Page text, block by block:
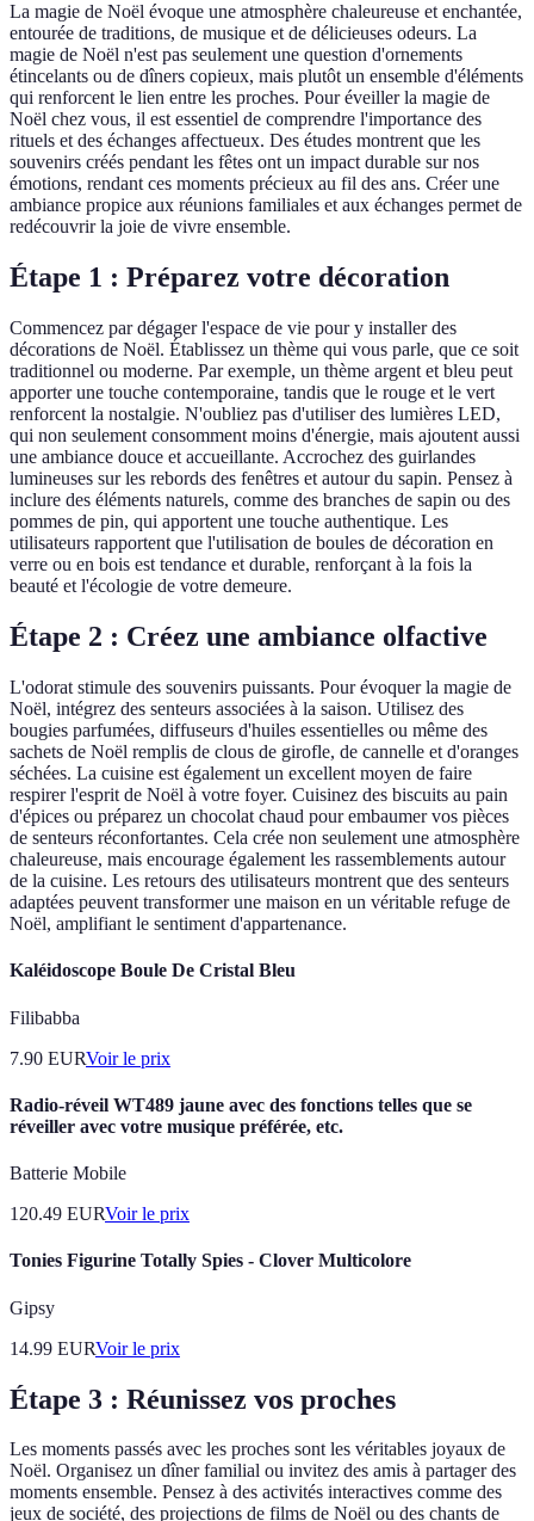
La magie de Noël évoque une atmosphère chaleureuse et enchantée,
entourée de traditions, de musique et de délicieuses odeurs. La
magie de Noël n'est pas seulement une question d'ornements
étincelants ou de dîners copieux, mais plutôt un ensemble d'éléments
qui renforcent le lien entre les proches. Pour éveiller la magie de
Noël chez vous, il est essentiel de comprendre l'importance des
rituels et des échanges affectueux. Des études montrent que les
souvenirs créés pendant les fêtes ont un impact durable sur nos
émotions, rendant ces moments précieux au fil des ans. Créer une
ambiance propice aux réunions familiales et aux échanges permet de
redécouvrir la joie de vivre ensemble.
Étape 1 : Préparez votre décoration
Commencez par dégager l'espace de vie pour y installer des
décorations de Noël. Établissez un thème qui vous parle, que ce soit
traditionnel ou moderne. Par exemple, un thème argent et bleu peut
apporter une touche contemporaine, tandis que le rouge et le vert
renforcent la nostalgie. N'oubliez pas d'utiliser des lumières LED,
qui non seulement consomment moins d'énergie, mais ajoutent aussi
une ambiance douce et accueillante. Accrochez des guirlandes
lumineuses sur les rebords des fenêtres et autour du sapin. Pensez à
inclure des éléments naturels, comme des branches de sapin ou des
pommes de pin, qui apportent une touche authentique. Les
utilisateurs rapportent que l'utilisation de boules de décoration en
verre ou en bois est tendance et durable, renforçant à la fois la
beauté et l'écologie de votre demeure.
Étape 2 : Créez une ambiance olfactive
L'odorat stimule des souvenirs puissants. Pour évoquer la magie de
Noël, intégrez des senteurs associées à la saison. Utilisez des
bougies parfumées, diffuseurs d'huiles essentielles ou même des
sachets de Noël remplis de clous de girofle, de cannelle et d'oranges
séchées. La cuisine est également un excellent moyen de faire
respirer l'esprit de Noël à votre foyer. Cuisinez des biscuits au pain
d'épices ou préparez un chocolat chaud pour embaumer vos pièces
de senteurs réconfortantes. Cela crée non seulement une atmosphère
chaleureuse, mais encourage également les rassemblements autour
de la cuisine. Les retours des utilisateurs montrent que des senteurs
adaptées peuvent transformer une maison en un véritable refuge de
Noël, amplifiant le sentiment d'appartenance.
Kaléidoscope Boule De Cristal Bleu
Filibabba
7.90 EURVoir le prix
Radio-réveil WT489 jaune avec des fonctions telles que se
réveiller avec votre musique préférée, etc.
Batterie Mobile
120.49 EURVoir le prix
Tonies Figurine Totally Spies - Clover Multicolore
Gipsy
14.99 EURVoir le prix
Étape 3 : Réunissez vos proches
Les moments passés avec les proches sont les véritables joyaux de
Noël. Organisez un dîner familial ou invitez des amis à partager des
moments ensemble. Pensez à des activités interactives comme des
jeux de société, des projections de films de Noël ou des chants de